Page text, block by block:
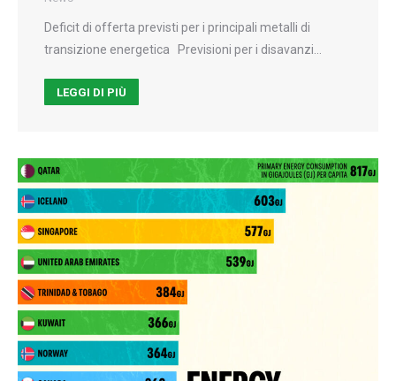
Deficit di offerta previsti per i principali metalli di
transizione energetica Previsioni per i disavanzi…
LEGGI DI PIÙ